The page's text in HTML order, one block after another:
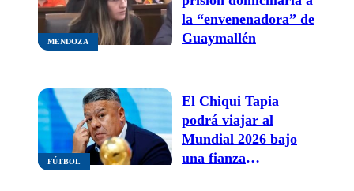
MENDOZA
la “envenenadora” de
Guaymallén
FÚTBOL
El Chiqui Tapia
podrá viajar al
Mundial 2026 bajo
una fianza